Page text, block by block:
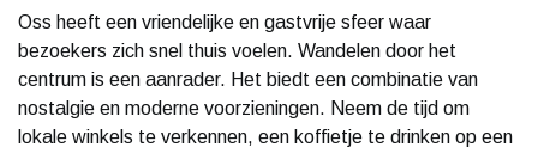
Oss heeft een vriendelijke en gastvrije sfeer waar
bezoekers zich snel thuis voelen. Wandelen door het
centrum is een aanrader. Het biedt een combinatie van
nostalgie en moderne voorzieningen. Neem de tijd om
lokale winkels te verkennen, een koffietje te drinken op een